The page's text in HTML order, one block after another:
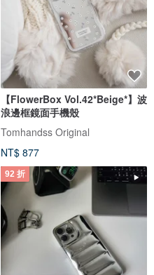
【FlowerBox Vol.42*Beige*】波
浪邊框鏡面手機殼
Tomhandss Original
NT$ 877
92 折